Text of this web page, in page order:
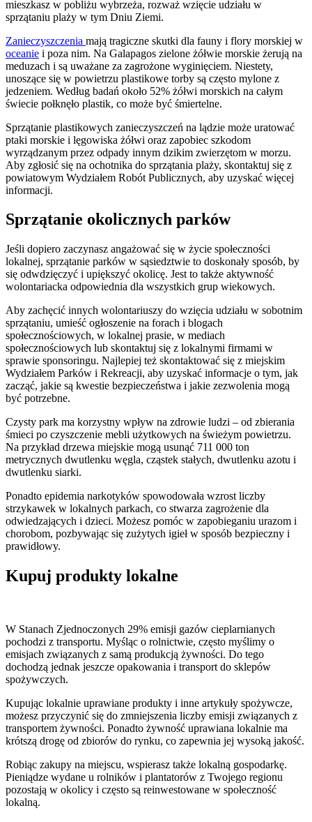
mieszkasz w pobliżu wybrzeża, rozważ wzięcie udziału w
sprzątaniu plaży w tym Dniu Ziemi.
Zanieczyszczenia mają tragiczne skutki dla fauny i flory morskiej w
oceanie i poza nim. Na Galapagos zielone żółwie morskie żerują na
meduzach i są uważane za zagrożone wyginięciem. Niestety,
unoszące się w powietrzu plastikowe torby są często mylone z
jedzeniem. Według badań około 52% żółwi morskich na całym
świecie połknęło plastik, co może być śmiertelne.
Sprzątanie plastikowych zanieczyszczeń na lądzie może uratować
ptaki morskie i lęgowiska żółwi oraz zapobiec szkodom
wyrządzanym przez odpady innym dzikim zwierzętom w morzu.
Aby zgłosić się na ochotnika do sprzątania plaży, skontaktuj się z
powiatowym Wydziałem Robót Publicznych, aby uzyskać więcej
informacji.
Sprzątanie okolicznych parków
Jeśli dopiero zaczynasz angażować się w życie społeczności
lokalnej, sprzątanie parków w sąsiedztwie to doskonały sposób, by
się odwdzięczyć i upiększyć okolicę. Jest to także aktywność
wolontariacka odpowiednia dla wszystkich grup wiekowych.
Aby zachęcić innych wolontariuszy do wzięcia udziału w sobotnim
sprzątaniu, umieść ogłoszenie na forach i blogach
społecznościowych, w lokalnej prasie, w mediach
społecznościowych lub skontaktuj się z lokalnymi firmami w
sprawie sponsoringu. Najlepiej też skontaktować się z miejskim
Wydziałem Parków i Rekreacji, aby uzyskać informacje o tym, jak
zacząć, jakie są kwestie bezpieczeństwa i jakie zezwolenia mogą
być potrzebne.
Czysty park ma korzystny wpływ na zdrowie ludzi – od zbierania
śmieci po czyszczenie mebli użytkowych na świeżym powietrzu.
Na przykład drzewa miejskie mogą usunąć 711 000 ton
metrycznych dwutlenku węgla, cząstek stałych, dwutlenku azotu i
dwutlenku siarki.
Ponadto epidemia narkotyków spowodowała wzrost liczby
strzykawek w lokalnych parkach, co stwarza zagrożenie dla
odwiedzających i dzieci. Możesz pomóc w zapobieganiu urazom i
chorobom, pozbywając się zużytych igieł w sposób bezpieczny i
prawidłowy.
Kupuj produkty lokalne
W Stanach Zjednoczonych 29% emisji gazów cieplarnianych
pochodzi z transportu. Myśląc o rolnictwie, często myślimy o
emisjach związanych z samą produkcją żywności. Do tego
dochodzą jednak jeszcze opakowania i transport do sklepów
spożywczych.
Kupując lokalnie uprawiane produkty i inne artykuły spożywcze,
możesz przyczynić się do zmniejszenia liczby emisji związanych z
transportem żywności. Ponadto żywność uprawiana lokalnie ma
krótszą drogę od zbiorów do rynku, co zapewnia jej wysoką jakość.
Robiąc zakupy na miejscu, wspierasz także lokalną gospodarkę.
Pieniądze wydane u rolników i plantatorów z Twojego regionu
pozostają w okolicy i często są reinwestowane w społeczność
lokalną.